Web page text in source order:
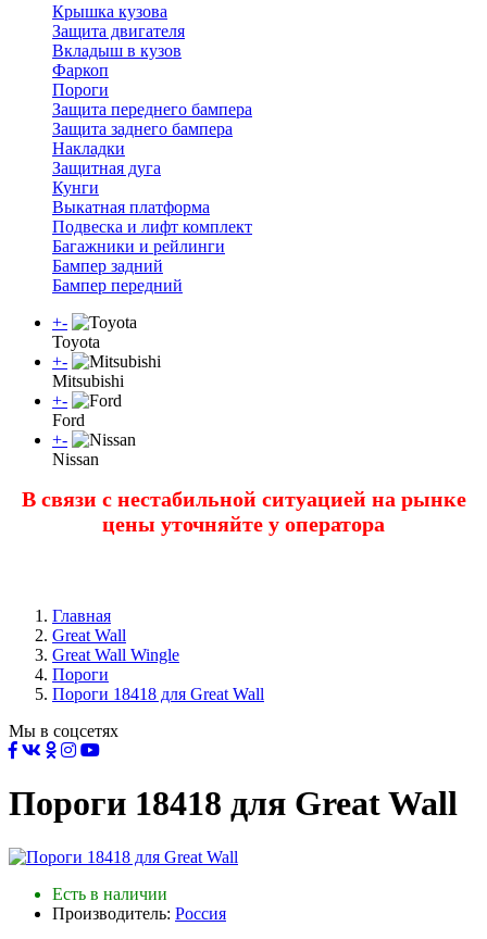
Крышка кузова
Защита двигателя
Вкладыш в кузов
Фаркоп
Пороги
Защита переднего бампера
Защита заднего бампера
Накладки
Защитная дуга
Кунги
Выкатная платформа
Подвеска и лифт комплект
Багажники и рейлинги
Бампер задний
Бампер передний
+-
Toyota
+-
Mitsubishi
+-
Ford
+-
Nissan
В связи с нестабильной ситуацией на рынке
цены уточняйте у оператора
Главная
Great Wall
Great Wall Wingle
Пороги
Пороги 18418 для Great Wall
Мы в соцсетях
Пороги 18418 для Great Wall
Есть в наличии
Производитель: Россия